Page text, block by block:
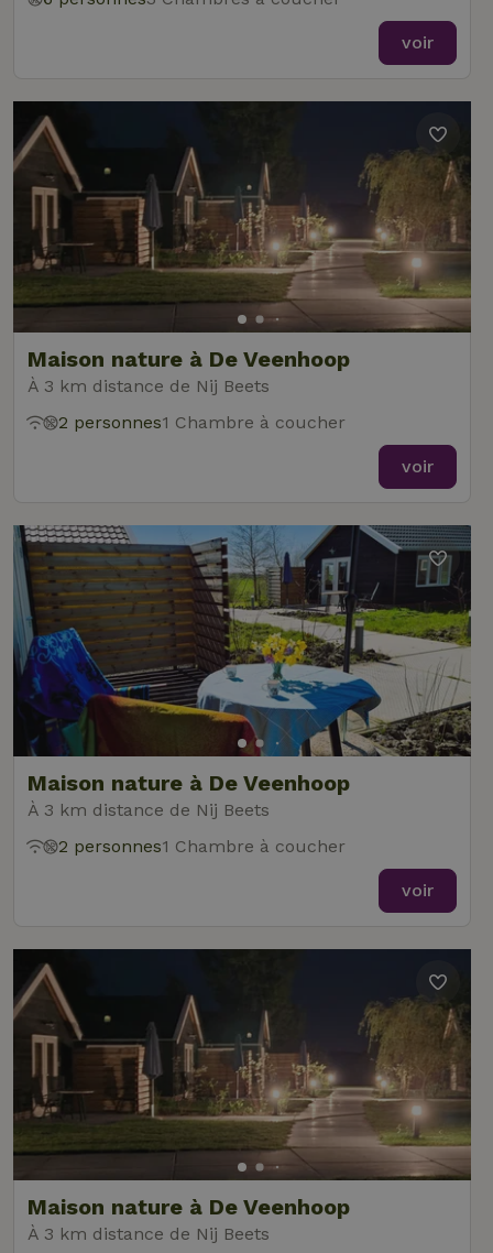
voir
Maison nature à De Veenhoop
À 3 km distance de Nij Beets
2 personnes1 Chambre à coucher
voir
Maison nature à De Veenhoop
À 3 km distance de Nij Beets
2 personnes1 Chambre à coucher
voir
Maison nature à De Veenhoop
À 3 km distance de Nij Beets